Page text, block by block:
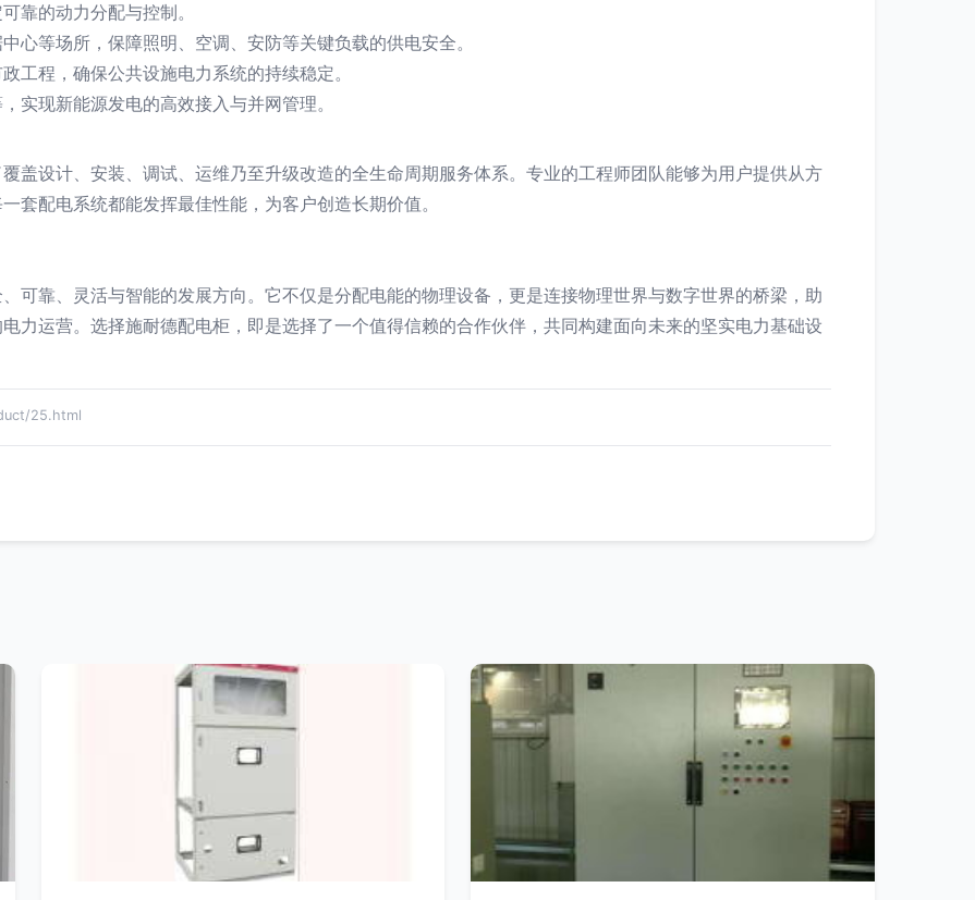
靠的动力分配与控制。
心等场所，保障照明、空调、安防等关键负载的供电安全。
工程，确保公共设施电力系统的持续稳定。
实现新能源发电的高效接入与并网管理。
盖设计、安装、调试、运维乃至升级改造的全生命周期服务体系。专业的工程师团队能够为用户提供从方
套配电系统都能发挥最佳性能，为客户创造长期价值。
可靠、灵活与智能的发展方向。它不仅是分配电能的物理设备，更是连接物理世界与数字世界的桥梁，助
力运营。选择施耐德配电柜，即是选择了一个值得信赖的合作伙伴，共同构建面向未来的坚实电力基础设
25.html